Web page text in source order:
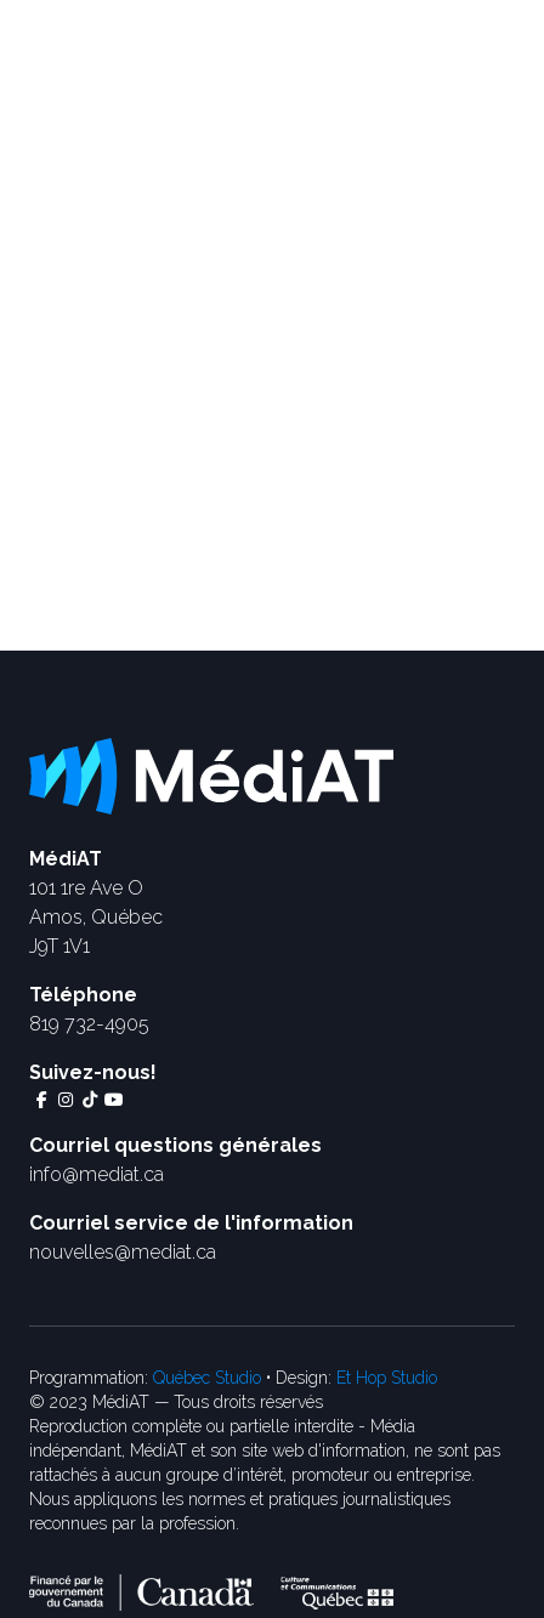
MédiAT
101 1re Ave O
Amos, Québec
J9T 1V1
Téléphone
819 732-4905
Suivez-nous!
Courriel questions générales
info@mediat.ca
Courriel service de l'information
nouvelles@mediat.ca
Programmation: Québec Studio • Design: Et Hop Studio
© 2023 MédiAT — Tous droits réservés
Reproduction complète ou partielle interdite - Média
indépendant, MédiAT et son site web d'information, ne sont pas
rattachés à aucun groupe d’intérêt, promoteur ou entreprise.
Nous appliquons les normes et pratiques journalistiques
reconnues par la profession.